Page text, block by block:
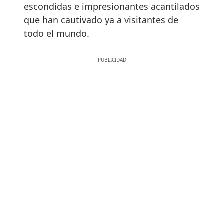
escondidas e impresionantes acantilados
que han cautivado ya a visitantes de
todo el mundo.